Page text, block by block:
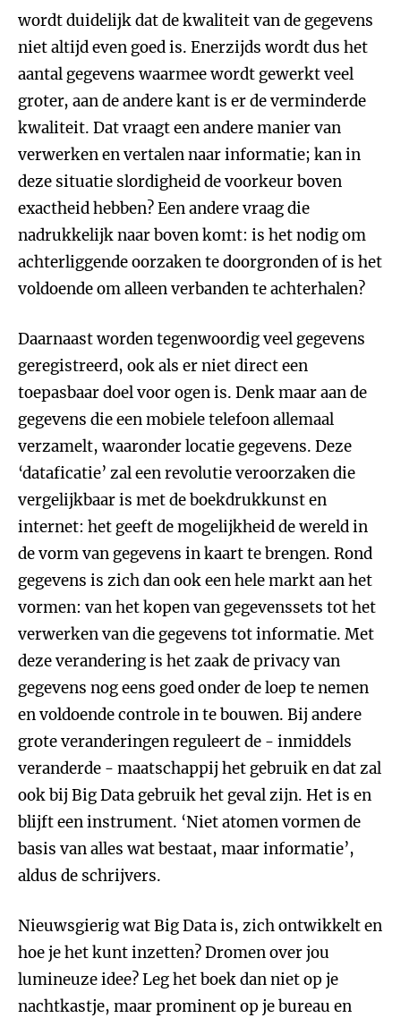
wordt duidelijk dat de kwaliteit van de gegevens
niet altijd even goed is. Enerzijds wordt dus het
aantal gegevens waarmee wordt gewerkt veel
groter, aan de andere kant is er de verminderde
kwaliteit. Dat vraagt een andere manier van
verwerken en vertalen naar informatie; kan in
deze situatie slordigheid de voorkeur boven
exactheid hebben? Een andere vraag die
nadrukkelijk naar boven komt: is het nodig om
achterliggende oorzaken te doorgronden of is het
voldoende om alleen verbanden te achterhalen?
Daarnaast worden tegenwoordig veel gegevens
geregistreerd, ook als er niet direct een
toepasbaar doel voor ogen is. Denk maar aan de
gegevens die een mobiele telefoon allemaal
verzamelt, waaronder locatie gegevens. Deze
‘dataficatie’ zal een revolutie veroorzaken die
vergelijkbaar is met de boekdrukkunst en
internet: het geeft de mogelijkheid de wereld in
de vorm van gegevens in kaart te brengen. Rond
gegevens is zich dan ook een hele markt aan het
vormen: van het kopen van gegevenssets tot het
verwerken van die gegevens tot informatie. Met
deze verandering is het zaak de privacy van
gegevens nog eens goed onder de loep te nemen
en voldoende controle in te bouwen. Bij andere
grote veranderingen reguleert de - inmiddels
veranderde - maatschappij het gebruik en dat zal
ook bij Big Data gebruik het geval zijn. Het is en
blijft een instrument. ‘Niet atomen vormen de
basis van alles wat bestaat, maar informatie’,
aldus de schrijvers.
Nieuwsgierig wat Big Data is, zich ontwikkelt en
hoe je het kunt inzetten? Dromen over jou
lumineuze idee? Leg het boek dan niet op je
nachtkastje, maar prominent op je bureau en